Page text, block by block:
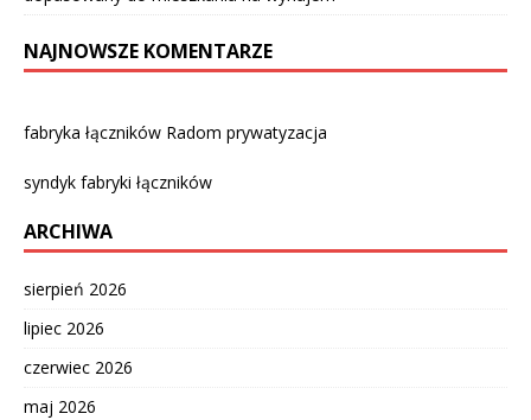
NAJNOWSZE KOMENTARZE
fabryka łączników Radom prywatyzacja
syndyk fabryki łączników
ARCHIWA
sierpień 2026
lipiec 2026
czerwiec 2026
maj 2026